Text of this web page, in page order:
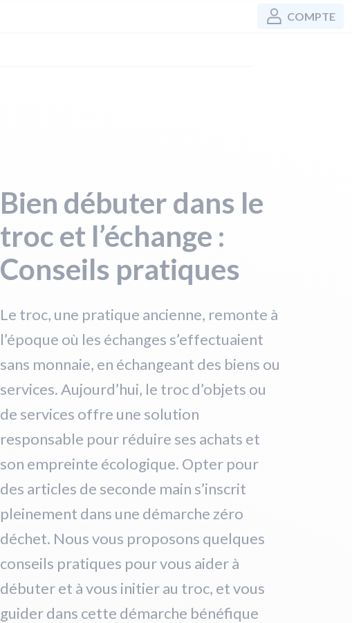
COMPTE
Bien débuter dans le
troc et l’échange :
Conseils pratiques
Le troc, une pratique ancienne, remonte à
l’époque où les échanges s’effectuaient
sans monnaie, en échangeant des biens ou
services. Aujourd’hui, le troc d’objets ou
de services offre une solution
responsable pour réduire ses achats et
son empreinte écologique. Opter pour
des articles de seconde main s’inscrit
pleinement dans une démarche zéro
déchet. Nous vous proposons quelques
conseils pratiques pour vous aider à
débuter et à vous initier au troc, et vous
guider dans cette démarche bénéfique